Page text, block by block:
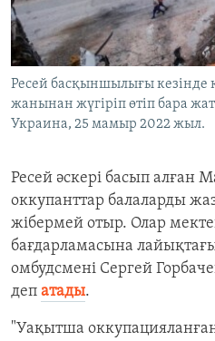
Ресей басқыншылығы кезінде
жанынан жүгіріп өтіп бара
Украина, 25 мамыр 2022 жыл.
Ресей әскері басып алған
оккупанттар балаларды
жібермей отыр. Олар
бағдарламасына
омбудсмені Сергей
деп атады.
"Уақытша